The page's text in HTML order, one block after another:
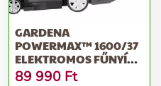
GARDENA
POWERMAX™ 1600/37
ELEKTROMOS FŰNYÍRÓ
1600 W / 37 CM
89 990 Ft